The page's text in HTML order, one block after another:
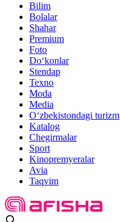
Bilim
Bolalar
Shahar
Premium
Foto
Do‘konlar
Stendap
Texno
Moda
Media
O‘zbekistondagi turizm
Katalog
Chegirmalar
Sport
Kinopremyeralar
Avia
Taqvim